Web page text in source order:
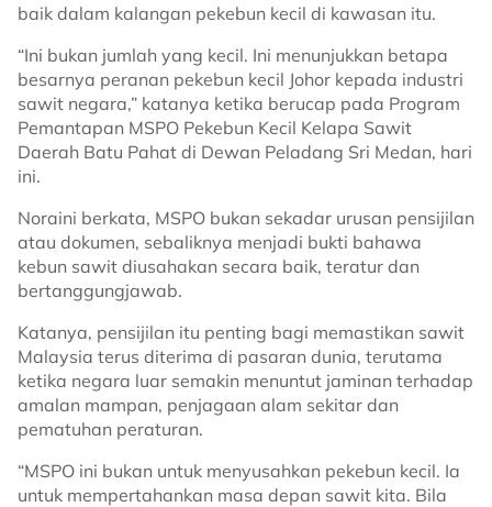
baik dalam kalangan pekebun kecil di kawasan itu.
“Ini bukan jumlah yang kecil. Ini menunjukkan betapa
besarnya peranan pekebun kecil Johor kepada industri
sawit negara,” katanya ketika berucap pada Program
Pemantapan MSPO Pekebun Kecil Kelapa Sawit
Daerah Batu Pahat di Dewan Peladang Sri Medan, hari
ini.
Noraini berkata, MSPO bukan sekadar urusan pensijilan
atau dokumen, sebaliknya menjadi bukti bahawa
kebun sawit diusahakan secara baik, teratur dan
bertanggungjawab.
Katanya, pensijilan itu penting bagi memastikan sawit
Malaysia terus diterima di pasaran dunia, terutama
ketika negara luar semakin menuntut jaminan terhadap
amalan mampan, penjagaan alam sekitar dan
pematuhan peraturan.
“MSPO ini bukan untuk menyusahkan pekebun kecil. Ia
untuk mempertahankan masa depan sawit kita. Bila